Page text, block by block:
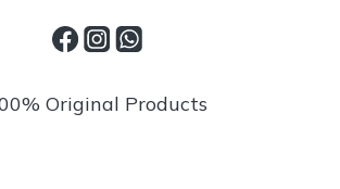
Original Products